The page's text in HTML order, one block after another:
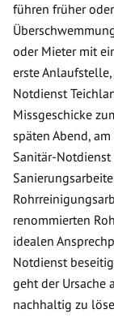
führen früher
oder Mieter mit
erste
Notdienst
Missgeschicke
späten Abend,
Sanitär-Notdienst
renommierten
idealen
Notdienst
geht der Ursache
nachhaltig zu